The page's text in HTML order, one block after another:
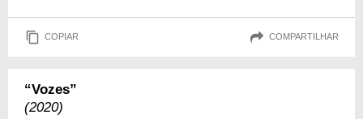
COPIAR COMPARTILHAR
“Vozes”
(2020)